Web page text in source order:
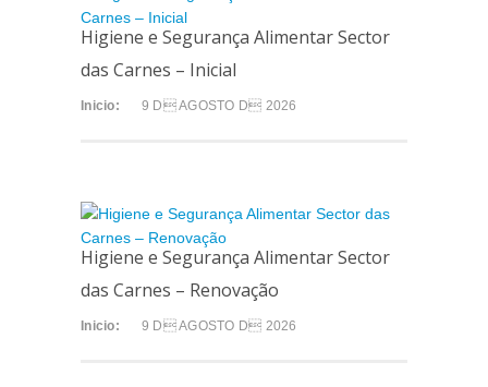
Higiene e Segurança Alimentar Sector
das Carnes – Inicial
Inicio: 9 D AGOSTO D 2026
Higiene e Segurança Alimentar Sector
das Carnes – Renovação
Inicio: 9 D AGOSTO D 2026